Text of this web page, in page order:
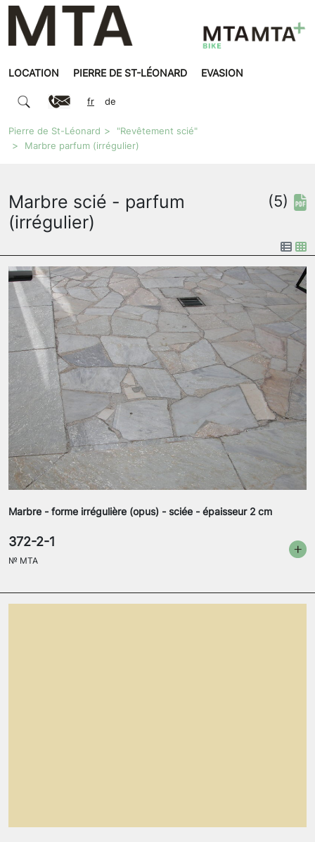
LOCATION PIERRE DE ST-LÉONARD EVASION
fr de
Pierre de St-Léonard
"Revêtement scié"
Marbre parfum (irrégulier)
Marbre scié - parfum
(irrégulier)
(5)
Marbre - forme irrégulière (opus) - sciée - épaisseur 2 cm
372-2-1
№ MTA